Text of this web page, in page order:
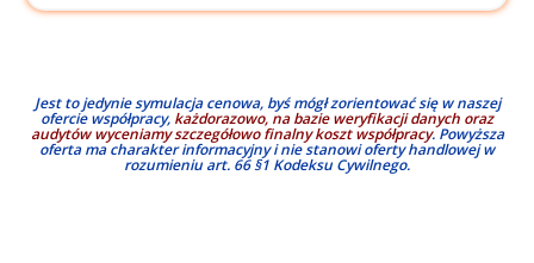
Jest to jedynie symulacja cenowa, byś mógł zorientować się w naszej
ofercie współpracy, każdorazowo, na bazie weryfikacji danych oraz
audytów wyceniamy szczegółowo finalny koszt współpracy. Powyższa
oferta ma charakter informacyjny i nie stanowi oferty handlowej w
rozumieniu art. 66 §1 Kodeksu Cywilnego.